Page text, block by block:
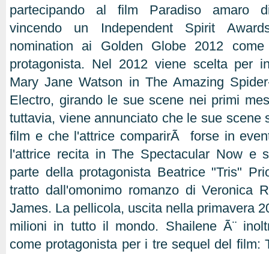
partecipando al film Paradiso amaro
vincendo un Independent Spirit
nomination ai Golden Globe 2012
protagonista. Nel 2012 viene scelta per
Mary Jane Watson in The Amazing
Electro, girando le sue scene nei primi
tuttavia, viene annunciato che le sue scene
film e che l'attrice comparirÃ forse in
l'attrice recita in The Spectacular Now e
parte della protagonista Beatrice "Tris"
tratto dall'omonimo romanzo di Veronica
James. La pellicola, uscita nella primavera
milioni in tutto il mondo. Shailene Ã¨
come protagonista per i tre sequel del film: